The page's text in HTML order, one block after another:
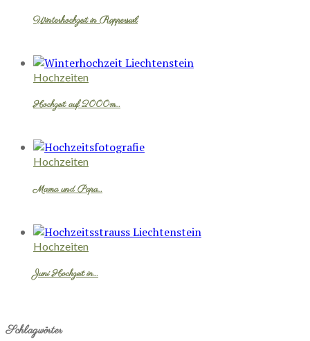
Winterhochzeit in Rapperswil
Hochzeiten
Hochzeit auf 2000m…
Hochzeiten
Mama und Papa…
Hochzeiten
Juni Hochzeit in…
Schlagwörter